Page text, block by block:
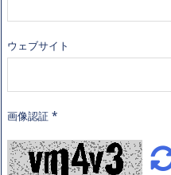
ウェブサイト
画像認証 *